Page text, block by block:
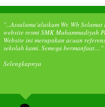
"...Assalamu'alaikum Wr. Wb
website resmi SMK Muhammadiyah
Website ini merupakan acuan
sekolah kami. Semoga bermanfaat...."
Selengkapnya